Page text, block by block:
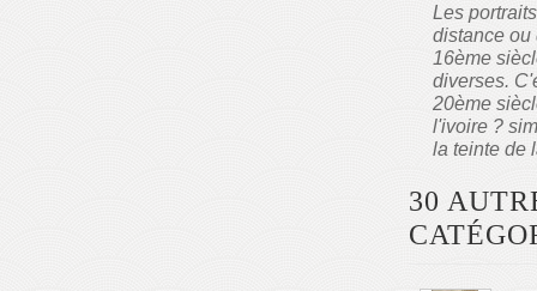
Les
distance ou
16ème
diverses.
20ème
l'ivoire ?
la teinte de
30